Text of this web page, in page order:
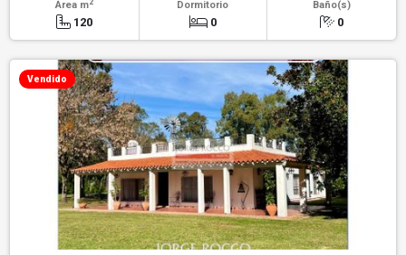
Área m
120
Dormitorio
0
Baño(s)
0
Vendido